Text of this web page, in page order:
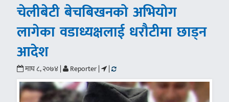
चेलीबेटी बेचबिखनको अभियोग
लागेका वडाध्यक्षलाई धरौटीमा छाड्न
आदेश
माघ ८, २०७४ | Reporter | |